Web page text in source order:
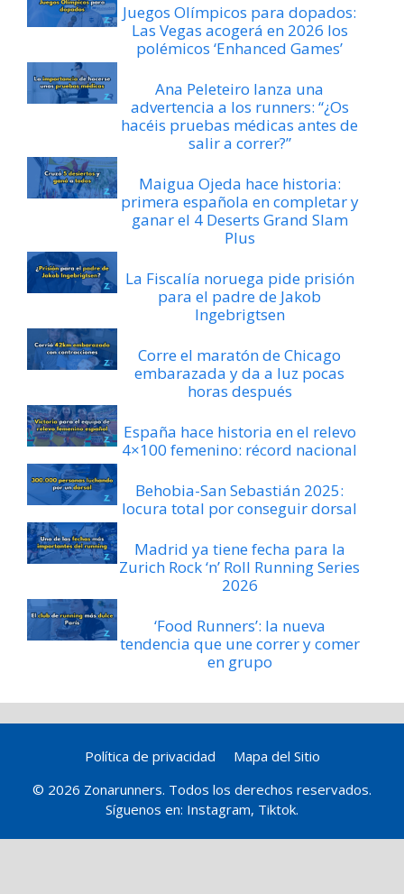
Juegos Olímpicos para dopados:
Las Vegas acogerá en 2026 los
polémicos ‘Enhanced Games’
Ana Peleteiro lanza una
advertencia a los runners: “¿Os
hacéis pruebas médicas antes de
salir a correr?”
Maigua Ojeda hace historia:
primera española en completar y
ganar el 4 Deserts Grand Slam
Plus
La Fiscalía noruega pide prisión
para el padre de Jakob
Ingebrigtsen
Corre el maratón de Chicago
embarazada y da a luz pocas
horas después
España hace historia en el relevo
4×100 femenino: récord nacional
Behobia-San Sebastián 2025:
locura total por conseguir dorsal
Madrid ya tiene fecha para la
Zurich Rock ‘n’ Roll Running Series
2026
‘Food Runners’: la nueva
tendencia que une correr y comer
en grupo
Política de privacidad
Mapa del Sitio
© 2026 Zonarunners. Todos los derechos reservados.
Síguenos en: Instagram, Tiktok.